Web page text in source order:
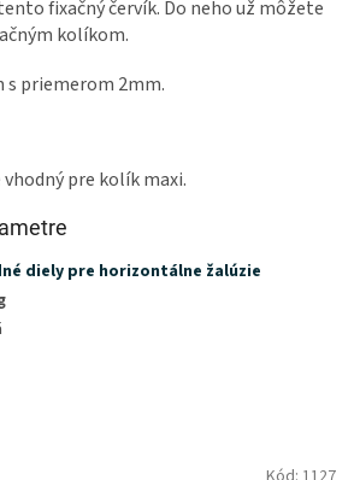
fixačný červík. Do neho už môžete
kolíkom.
s priemerom 2mm.
pre kolík maxi.
diely pre horizontálne žalúzie